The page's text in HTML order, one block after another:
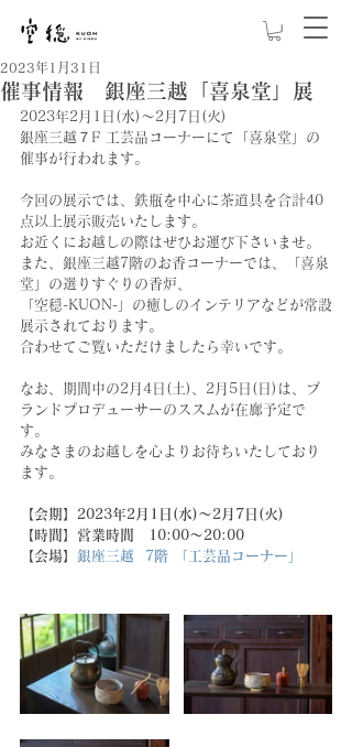
催事情報 銀座三越「喜泉堂」展
2023年1月31日
2023年2月1日(水)～2月7日(火)
銀座三越７F 工芸品コーナーにて「喜泉堂」の
催事が行われます。
今回の展示では、鉄瓶を中心に茶道具を合計40
点以上展示販売いたします。
お近くにお越しの際はぜひお運び下さいませ。
また、銀座三越7階のお香コーナーでは、「喜泉
堂」の選りすぐりの香炉、
「空穏-KUON-」の癒しのインテリアなどが常設
展示されております。
合わせてご覧いただけましたら幸いです。
なお、期間中の2月4日(土)、2月5日(日)は、ブ
ランドプロデューサーのススムが在廊予定で
す。
みなさまのお越しを心よりお待ちいたしており
ます。
【会期】2023年2月1日(水)～2月7日(火)
【時間】営業時間　10:00～20:00
【会場】 銀座三越 7階 「工芸品コーナー」